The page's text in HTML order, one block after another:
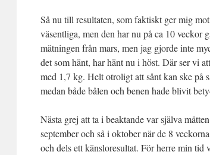
Så nu till resultaten, som faktiskt ger mig
väsentliga, men den har nu på ca 10
mätningen från mars, men jag gjorde inte
det som hänt, har hänt nu i höst. Där ser vi
med 1,7 kg. Helt otroligt att sånt kan ske på
medan både bålen och benen hade blivit
Nästa grej att ta i beaktande var själva
september och så i oktober när de 8
och dels ett känsloresultat. För herre min tid